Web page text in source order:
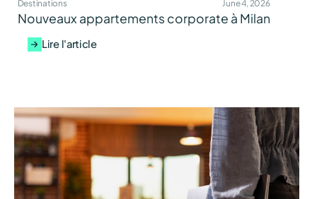
Destinations June 4, 2026
Nouveaux appartements corporate à Milan
Lire l'article